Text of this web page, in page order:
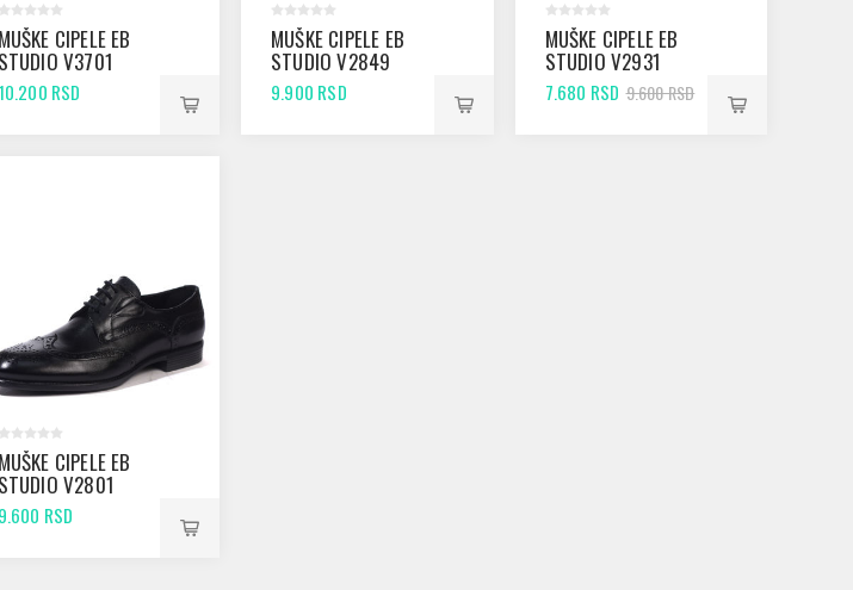
MUŠKE CIPELE EB
STUDIO V3701
ANTIK
10.200 RSD
MUŠKE CIPELE EB
STUDIO V2849
CRNE
9.900 RSD
MUŠKE CIPELE EB
STUDIO V2931
CRNE
7.680 RSD 9.600 RSD
MUŠKE CIPELE EB
STUDIO V2801
CRNE
9.600 RSD